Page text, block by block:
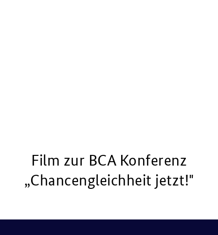
Film zur BCA Konferenz
„Chancengleichheit jetzt!"